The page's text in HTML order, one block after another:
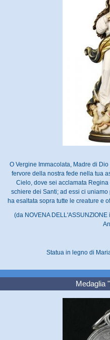
O Vergine Immacolata, Madre di
fervore della nostra fede nella tua
Cielo, dove sei acclamata
schiere dei Santi; ad essi ci
ha esaltata sopra tutte le creature e
(da NOVENA
Statua in legno di
Medaglia